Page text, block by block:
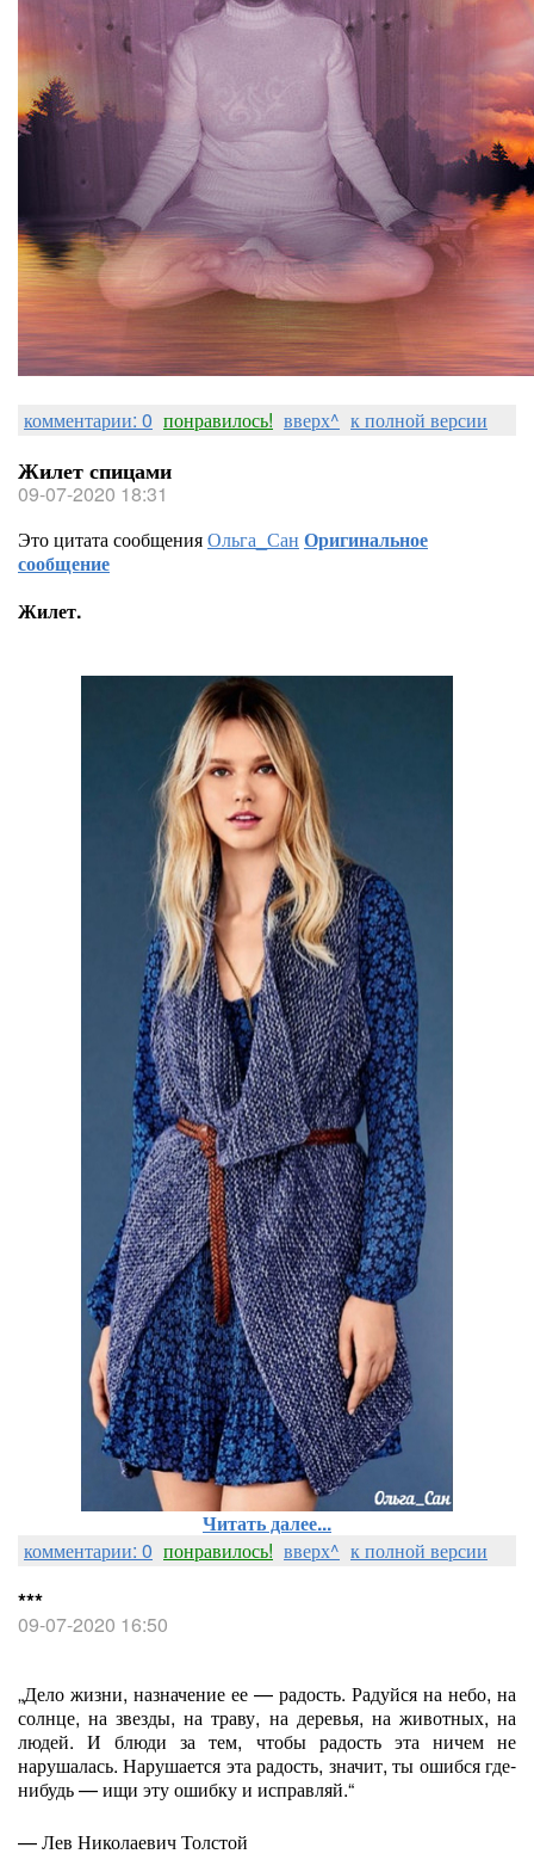
комментарии: 0 понравилось! вверх^ к полной версии
Жилет спицами
09-07-2020 18:31
Это цитата сообщенияОльга_Сан Оригинальное
сообщение
Жилет.
Читать далее...
комментарии: 0 понравилось! вверх^ к полной версии
***
09-07-2020 16:50
„Дело жизни, назначение ее — радость. Радуйся на небо, на
солнце, на звезды, на траву, на деревья, на животных, на
людей. И блюди за тем, чтобы радость эта ничем не
нарушалась. Нарушается эта радость, значит, ты ошибся где-
нибудь — ищи эту ошибку и исправляй.“
— Лев Николаевич Толстой